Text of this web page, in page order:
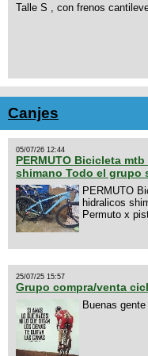
Talle S , con frenos
Canjes
05/07/26 12:44
PERMUTO Bicicleta
shimano Todo el grupo
PERMUTO
hidralicos
Permuto x
25/07/25 15:57
Grupo compra/venta
Buenas